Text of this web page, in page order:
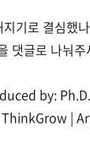
기로 결심했
댓글로 나눠
by:
|